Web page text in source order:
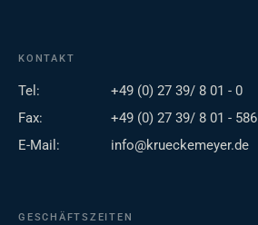
KONTAKT
Tel:
+49 (0) 27 39/ 8 01 - 0
Fax:
+49 (0) 27 39/ 8 01 - 586
E-Mail:
info@krueckemeyer.de
GESCHÄFTSZEITEN